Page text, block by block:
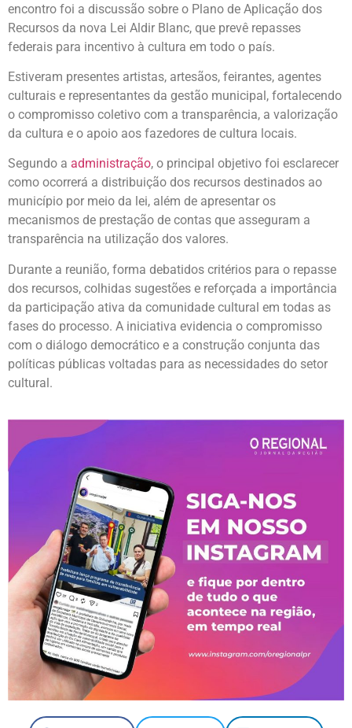
encontro foi a discussão sobre o Plano de Aplicação dos
Recursos da nova Lei Aldir Blanc, que prevê repasses
federais para incentivo à cultura em todo o país.
Estiveram presentes artistas, artesãos, feirantes, agentes
culturais e representantes da gestão municipal, fortalecendo
o compromisso coletivo com a transparência, a valorização
da cultura e o apoio aos fazedores de cultura locais.
Segundo a administração, o principal objetivo foi esclarecer
como ocorrerá a distribuição dos recursos destinados ao
município por meio da lei, além de apresentar os
mecanismos de prestação de contas que asseguram a
transparência na utilização dos valores.
Durante a reunião, forma debatidos critérios para o repasse
dos recursos, colhidas sugestões e reforçada a importância
da participação ativa da comunidade cultural em todas as
fases do processo. A iniciativa evidencia o compromisso
com o diálogo democrático e a construção conjunta das
políticas públicas voltadas para as necessidades do setor
cultural.